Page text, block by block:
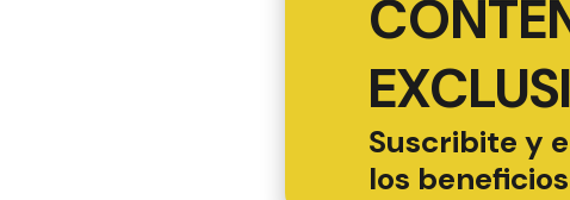
Suscribite y
los beneficios